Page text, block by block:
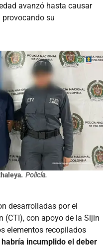
avanzó hasta causar
su
Policía.
desarrolladas por el
(CTI), con apoyo de la Sijin
elementos recopilados
incumplido el deber